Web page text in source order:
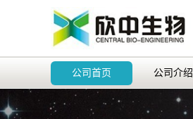
公司首页 公司介绍